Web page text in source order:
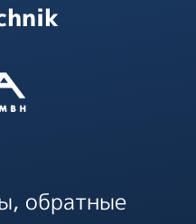
обратные